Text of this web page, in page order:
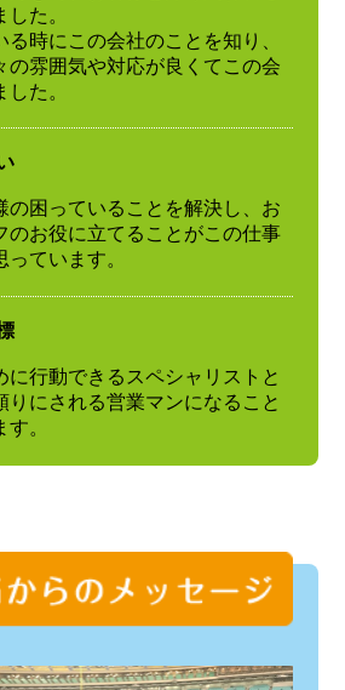
た。
時にこの会社のことを知り、
の雰囲気や対応が良くてこの会
た。
の困っていることを解決し、お
のお役に立てることがこの仕事
ています。
に行動できるスペシャリストと
りにされる営業マンになること
。